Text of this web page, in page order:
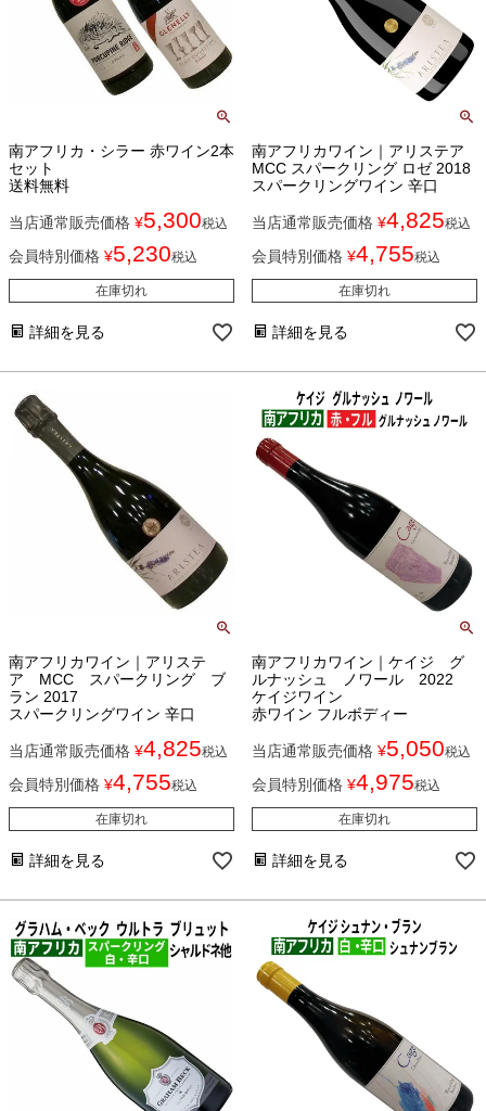
南アフリカ・シラー 赤ワイン2本
セット
送料無料
当店通常販売価格 ¥5,300税込
会員特別価格 ¥5,230税込
在庫切れ
詳細を見る
南アフリカワイン｜アリステア
MCC スパークリング ロゼ 2018
スパークリングワイン 辛口
当店通常販売価格 ¥4,825税込
会員特別価格 ¥4,755税込
在庫切れ
詳細を見る
南アフリカワイン｜アリステ
ア MCC スパークリング ブ
ラン 2017
スパークリングワイン 辛口
当店通常販売価格 ¥4,825税込
会員特別価格 ¥4,755税込
在庫切れ
詳細を見る
南アフリカワイン｜ケイジ グ
ルナッシュ ノワール 2022
ケイジワイン
赤ワイン フルボディー
当店通常販売価格 ¥5,050税込
会員特別価格 ¥4,975税込
在庫切れ
詳細を見る